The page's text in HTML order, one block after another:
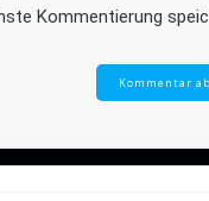
Kommentierung